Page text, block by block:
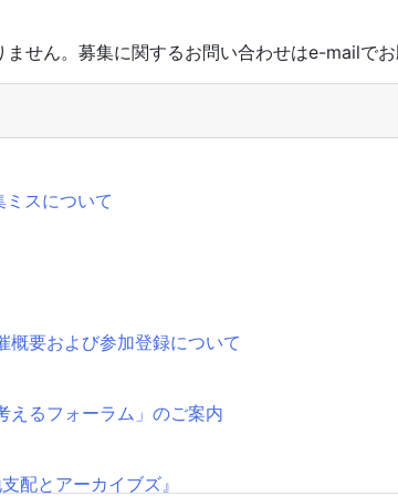
せん。募集に関するお問い合わせはe-mailでお
ミスについて
概要および参加登録について
えるフォーラム」のご案内
配とアーカイブズ』